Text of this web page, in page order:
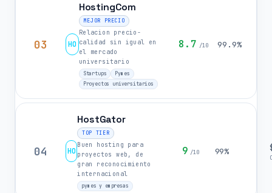
03 HO
HostingCom
MEJOR PRECIO
Relacion precio-
calidad sin igual en
el mercado
universitario
Startups
Pymes
Proyectos universitarios
8.7 /10 99.9%
04 HO
HostGator
TOP TIER
Buen hosting para
proyectos web, de
gran reconocimiento
internacional
pymes y empresas
9 /10 99%